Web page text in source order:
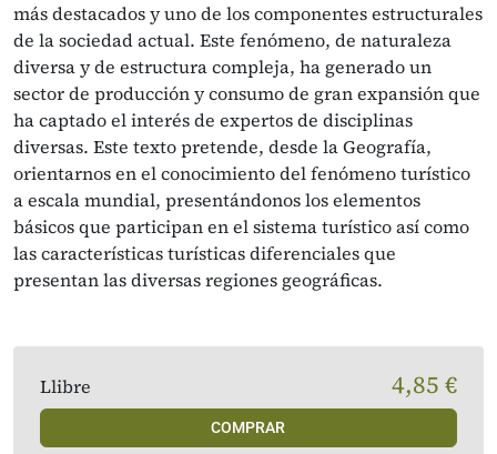
más destacados y uno de los componentes estructurales
de la sociedad actual. Este fenómeno, de naturaleza
diversa y de estructura compleja, ha generado un
sector de producción y consumo de gran expansión que
ha captado el interés de expertos de disciplinas
diversas. Este texto pretende, desde la Geografía,
orientarnos en el conocimiento del fenómeno turístico
a escala mundial, presentándonos los elementos
básicos que participan en el sistema turístico así como
las características turísticas diferenciales que
presentan las diversas regiones geográficas.
Llibre 4,85 €
COMPRAR